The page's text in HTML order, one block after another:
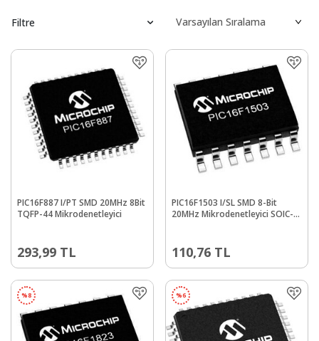
Filtre
PIC16F887 I/PT SMD 20MHz 8Bit
TQFP-44 Mikrodenetleyici
293,99 TL
PIC16F1503 I/SL SMD 8-Bit
20MHz Mikrodenetleyici SOIC-
110,76 TL
%8 %6